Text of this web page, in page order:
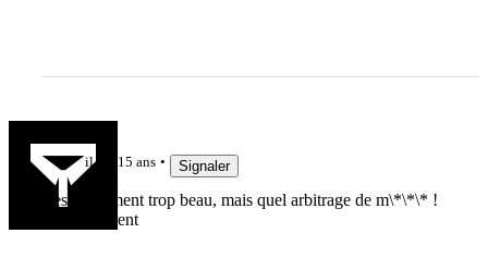
il y a 15 ans Signaler
c est carrement trop beau, mais quel arbitrage de m\*\*\* !
enfin different